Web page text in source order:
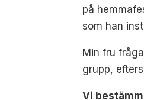
på
som han
Min fru
grupp,
Vi